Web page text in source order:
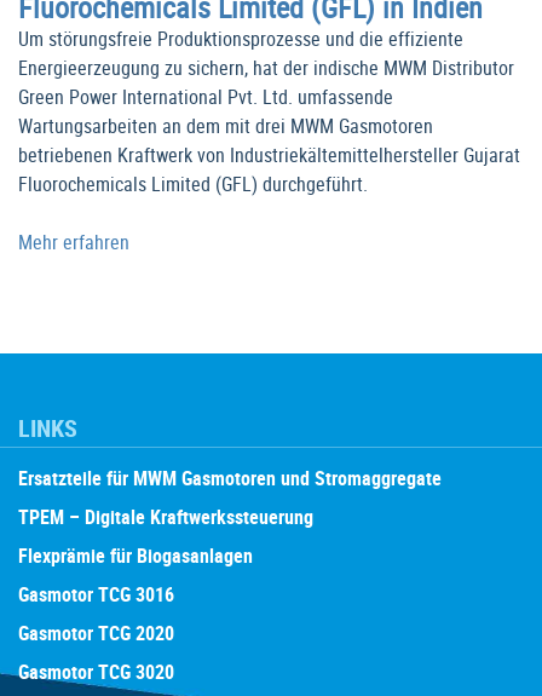
Um störungsfreie Produktionsprozesse und die effiziente
Energieerzeugung zu sichern, hat der indische MWM Distributor
Green Power International Pvt. Ltd. umfassende
Wartungsarbeiten an dem mit drei MWM Gasmotoren
betriebenen Kraftwerk von Industriekältemittelhersteller Gujarat
Fluorochemicals Limited (GFL) durchgeführt.
Mehr erfahren
LINKS
Ersatzteile für MWM Gasmotoren und Stromaggregate
TPEM – Digitale Kraftwerkssteuerung
Flexprämie für Biogasanlagen
Gasmotor TCG 3016
Gasmotor TCG 2020
Gasmotor TCG 3020